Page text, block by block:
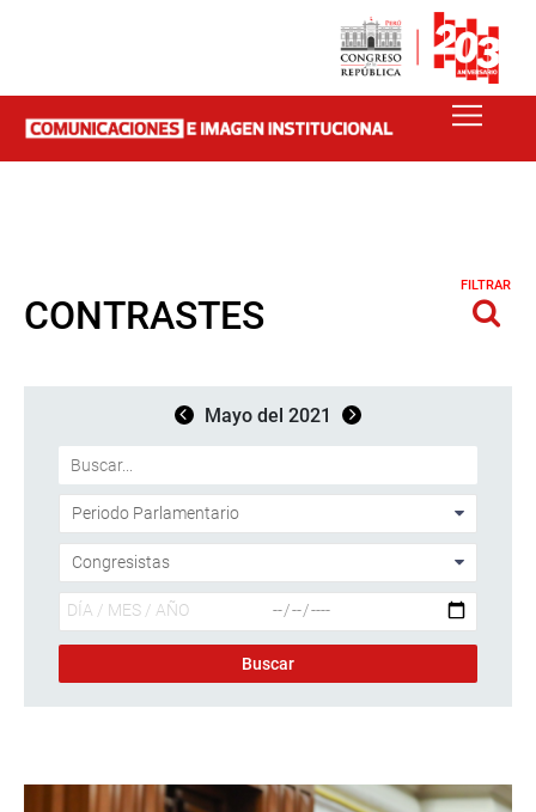
CONTRASTES
FILTRAR
Mayo del 2021